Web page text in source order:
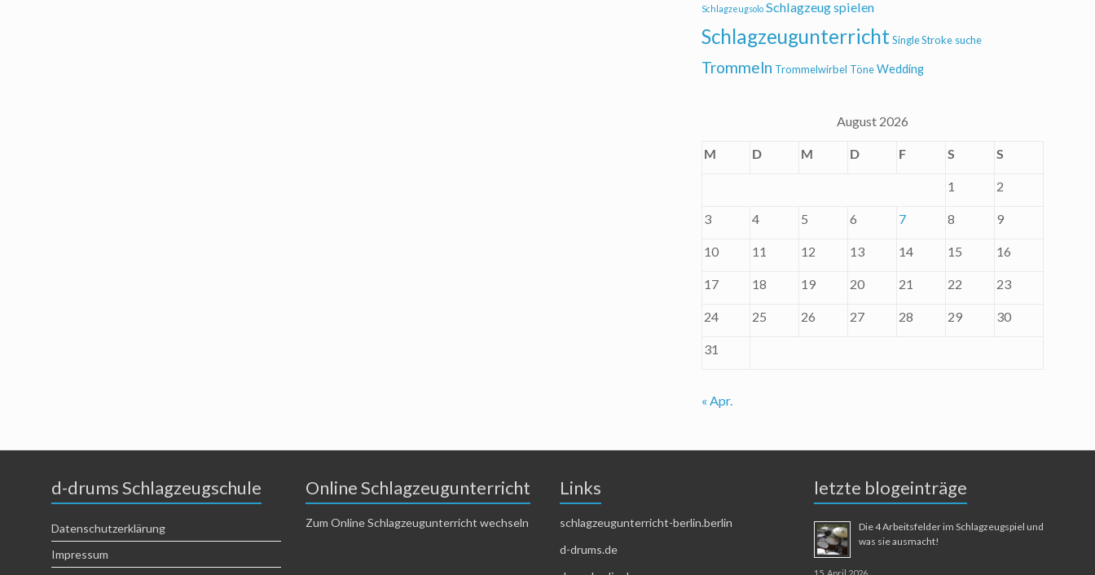
Schlagzeugsolo Schlagzeug spielen
SchlagzeugunterrichtSingle Stroke suche
Trommeln Trommelwirbel TöneWedding
August 2026
M D M D F S S
1 2
3 4 5 6 7 8 9
10 11 12 13 14 15 16
17 18 19 20 21 22 23
24 25 26 27 28 29 30
31
« Apr.
d-drums Schlagzeugschule
Datenschutzerklärung
Impressum
Online Schlagzeugunterricht
Zum Online Schlagzeugunterricht wechseln
Links
schlagzeugunterricht-berlin.berlin
d-drums.de
letzte blogeinträge
Die 4 Arbeitsfelder im Schlagzeugspiel und
was sie ausmacht!